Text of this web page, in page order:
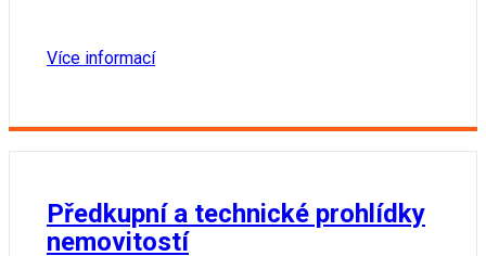
Více informací
Předkupní a technické prohlídky
nemovitostí